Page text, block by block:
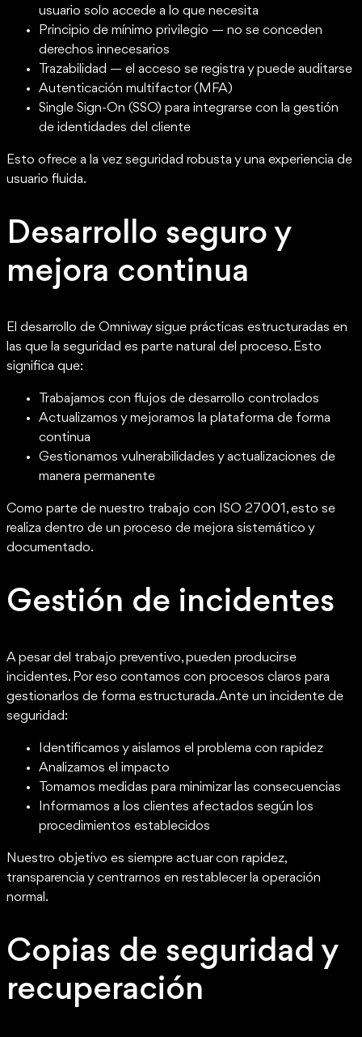
usuario solo accede a lo que necesita
Principio de mínimo privilegio — no se conceden
derechos innecesarios
Trazabilidad — el acceso se registra y puede auditarse
Autenticación multifactor (MFA)
Single Sign-On (SSO) para integrarse con la gestión
de identidades del cliente
Esto ofrece a la vez seguridad robusta y una experiencia de
usuario fluida.
Desarrollo seguro y
mejora continua
El desarrollo de Omniway sigue prácticas estructuradas en
las que la seguridad es parte natural del proceso. Esto
significa que:
Trabajamos con flujos de desarrollo controlados
Actualizamos y mejoramos la plataforma de forma
continua
Gestionamos vulnerabilidades y actualizaciones de
manera permanente
Como parte de nuestro trabajo con ISO 27001, esto se
realiza dentro de un proceso de mejora sistemático y
documentado.
Gestión de incidentes
A pesar del trabajo preventivo, pueden producirse
incidentes. Por eso contamos con procesos claros para
gestionarlos de forma estructurada. Ante un incidente de
seguridad:
Identificamos y aislamos el problema con rapidez
Analizamos el impacto
Tomamos medidas para minimizar las consecuencias
Informamos a los clientes afectados según los
procedimientos establecidos
Nuestro objetivo es siempre actuar con rapidez,
transparencia y centrarnos en restablecer la operación
normal.
Copias de seguridad y
recuperación